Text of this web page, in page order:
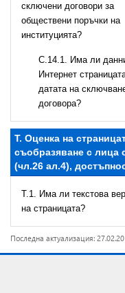
сключени договори за
обществени поръчки на
институцията?
С.14.1. Има ли
Интернет
датата на
договора?
T. Оценка на
съобразяване с лица
(чл.26 ал.4),
T.1. Има ли текстова
на страницата?
Последна актуализация: